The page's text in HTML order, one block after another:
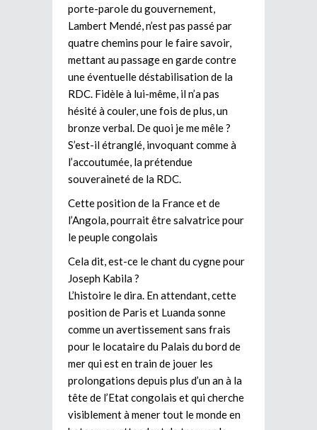
porte-parole du gouvernement,
Lambert Mendé, n’est pas passé par
quatre chemins pour le faire savoir,
mettant au passage en garde contre
une éventuelle déstabilisation de la
RDC. Fidèle à lui-même, il n’a pas
hésité à couler, une fois de plus, un
bronze verbal. De quoi je me mêle ?
S’est-il étranglé, invoquant comme à
l’accoutumée, la prétendue
souveraineté de la RDC.
Cette position de la France et de
l’Angola, pourrait être salvatrice pour
le peuple congolais
Cela dit, est-ce le chant du cygne pour
Joseph Kabila ?
L’histoire le dira. En attendant, cette
position de Paris et Luanda sonne
comme un avertissement sans frais
pour le locataire du Palais du bord de
mer qui est en train de jouer les
prolongations depuis plus d’un an à la
tête de l’Etat congolais et qui cherche
visiblement à mener tout le monde en